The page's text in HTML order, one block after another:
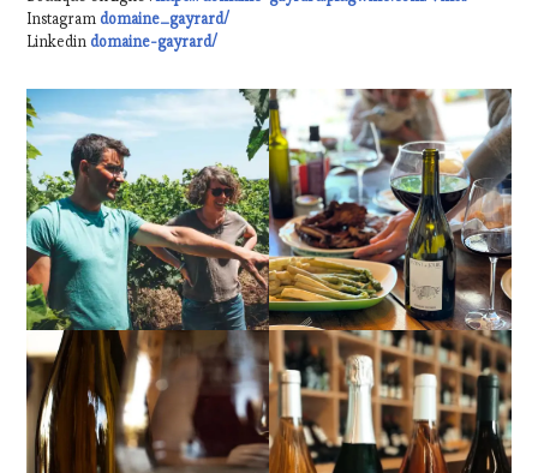
Instagram domaine_gayrard/
Linkedin domaine-gayrard/